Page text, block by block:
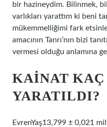
bir hazineydim. Bilinmek,
varlıkları yarattım ki beni
mükemmelliğimi fark
amacının Tanrı’nın bizi
vermesi olduğu anlamına
KAINAT KAÇ
YARATILDI?
EvrenYaş13,799 ± 0,021